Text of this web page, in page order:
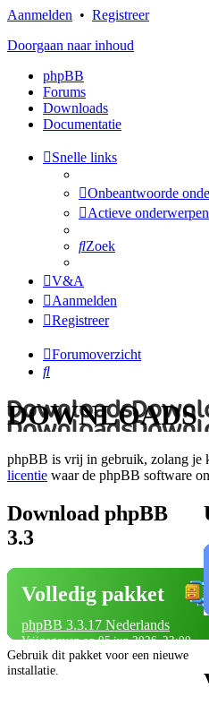
Aanmelden • Registreer
Doorgaan naar inhoud
phpBB
Forums
Downloads
Documentatie
Snelle links
Onbeantwoorde
Actieve onderwerpen
Zoek
V&A
Aanmelden
Registreer
Forumoverzicht
Zoek
DOWNLOADS
phpBB is vrij in gebruik, zolang je
licentie waar de phpBB software
Download phpBB
3.3
Volledig pakket
phpBB 3.3.17 Nederlands
Vrijgegeven op 05 jun 2026, 23:00
Gebruik dit pakket voor een nieuwe
installatie.